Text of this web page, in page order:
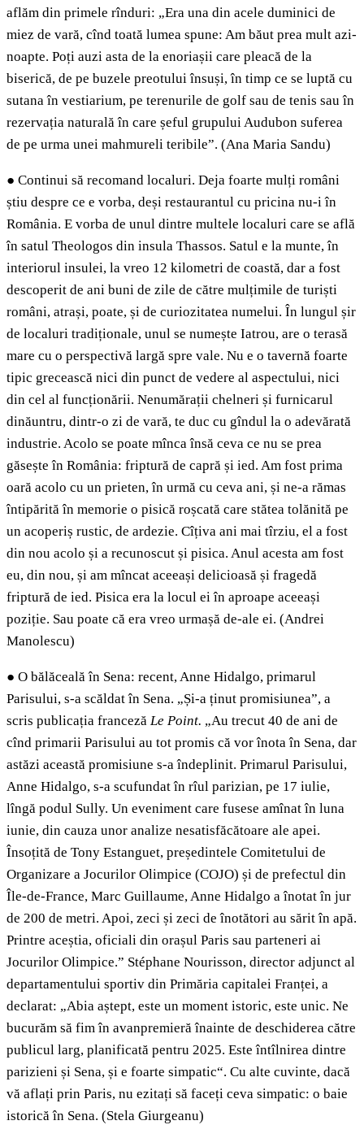
aflăm din primele rînduri: „Era una din acele duminici de
miez de vară, cînd toată lumea spune: Am băut prea mult azi-
noapte. Poți auzi asta de la enoriașii care pleacă de la
biserică, de pe buzele preotului însuși, în timp ce se luptă cu
sutana în vestiarium, pe terenurile de golf sau de tenis sau în
rezervația naturală în care șeful grupului Audubon suferea
de pe urma unei mahmureli teribile”. (Ana Maria Sandu)
● Continui să recomand localuri. Deja foarte mulți români
știu despre ce e vorba, deși restaurantul cu pricina nu-i în
România. E vorba de unul dintre multele localuri care se află
în satul Theologos din insula Thassos. Satul e la munte, în
interiorul insulei, la vreo 12 kilometri de coastă, dar a fost
descoperit de ani buni de zile de către mulțimile de turiști
români, atrași, poate, și de curiozitatea numelui. În lungul șir
de localuri tradiționale, unul se numește Iatrou, are o terasă
mare cu o perspectivă largă spre vale. Nu e o tavernă foarte
tipic grecească nici din punct de vedere al aspectului, nici
din cel al funcționării. Nenumărații chelneri și furnicarul
dinăuntru, dintr-o zi de vară, te duc cu gîndul la o adevărată
industrie. Acolo se poate mînca însă ceva ce nu se prea
găsește în România: friptură de capră și ied. Am fost prima
oară acolo cu un prieten, în urmă cu ceva ani, și ne-a rămas
întipărită în memorie o pisică roșcată care stătea tolănită pe
un acoperiș rustic, de ardezie. Cîțiva ani mai tîrziu, el a fost
din nou acolo și a recunoscut și pisica. Anul acesta am fost
eu, din nou, și am mîncat aceeași delicioasă și fragedă
friptură de ied. Pisica era la locul ei în aproape aceeași
poziție. Sau poate că era vreo urmașă de-ale ei. (Andrei
Manolescu)
● O bălăceală în Sena: recent, Anne Hidalgo, primarul
Parisului, s-a scăldat în Sena. „Și-a ținut promisiunea”, a
scris publicația franceză Le Point. „Au trecut 40 de ani de
cînd primarii Parisului au tot promis că vor înota în Sena, dar
astăzi această promisiune s-a îndeplinit. Primarul Parisului,
Anne Hidalgo, s-a scufundat în rîul parizian, pe 17 iulie,
lîngă podul Sully. Un eveniment care fusese amînat în luna
iunie, din cauza unor analize nesatisfăcătoare ale apei.
Însoțită de Tony Estanguet, președintele Comitetului de
Organizare a Jocurilor Olimpice (COJO) și de prefectul din
Île-de-France, Marc Guillaume, Anne Hidalgo a înotat în jur
de 200 de metri. Apoi, zeci și zeci de înotători au sărit în apă.
Printre aceștia, oficiali din orașul Paris sau parteneri ai
Jocurilor Olimpice.” Stéphane Nourisson, director adjunct al
departamentului sportiv din Primăria capitalei Franței, a
declarat: „Abia aștept, este un moment istoric, este unic. Ne
bucurăm să fim în avanpremieră înainte de deschiderea către
publicul larg, planificată pentru 2025. Este întîlnirea dintre
parizieni și Sena, și e foarte simpatic“. Cu alte cuvinte, dacă
vă aflați prin Paris, nu ezitați să faceți ceva simpatic: o baie
istorică în Sena. (Stela Giurgeanu)